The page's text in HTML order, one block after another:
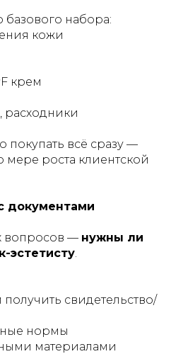
базового набора:
кожи
крем
расходники
покупать всё сразу —
роста клиентской
документами
вопросов — нужны ли
эстетисту
свидетельство/
нормы
материалами